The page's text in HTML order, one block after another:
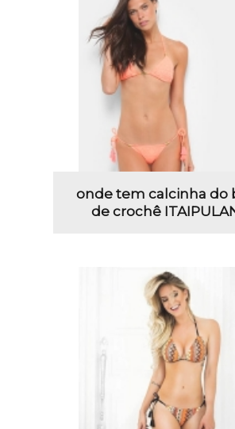
onde tem calcinha do
de crochê